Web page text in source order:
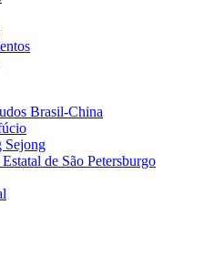
Brasil-China
Sejong
de São Petersburgo